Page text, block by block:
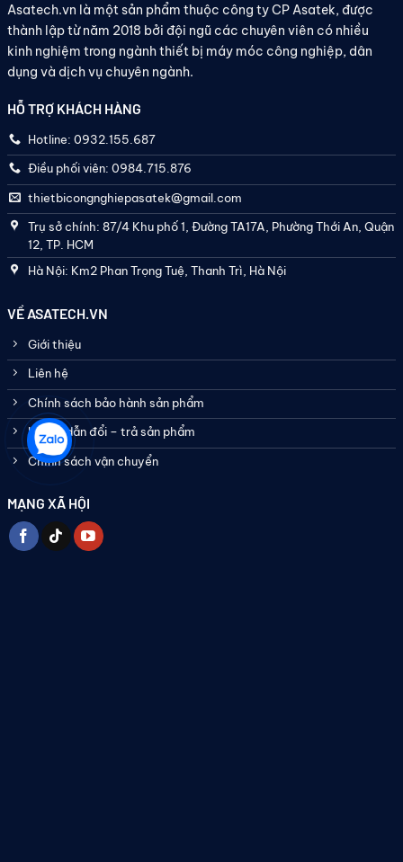
Asatech.vn là một sản phẩm thuộc công ty CP Asatek, được
thành lập từ năm 2018 bởi đội ngũ các chuyên viên có nhiều
kinh nghiệm trong ngành thiết bị máy móc công nghiệp, dân
dụng và dịch vụ chuyên ngành.
HỖ TRỢ KHÁCH HÀNG
Hotline: 0932.155.687
Điều phối viên: 0984.715.876
thietbicongnghiepasatek@gmail.com
Trụ sở chính: 87/4 Khu phố 1, Đường TA17A, Phường Thới An, Quận
12, TP. HCM
Hà Nội: Km2 Phan Trọng Tuệ, Thanh Trì, Hà Nội
VỀ ASATECH.VN
Giới thiệu
Liên hệ
Chính sách bảo hành sản phẩm
Hướng dẫn đổi – trả sản phẩm
Chính sách vận chuyển
MẠNG XÃ HỘI